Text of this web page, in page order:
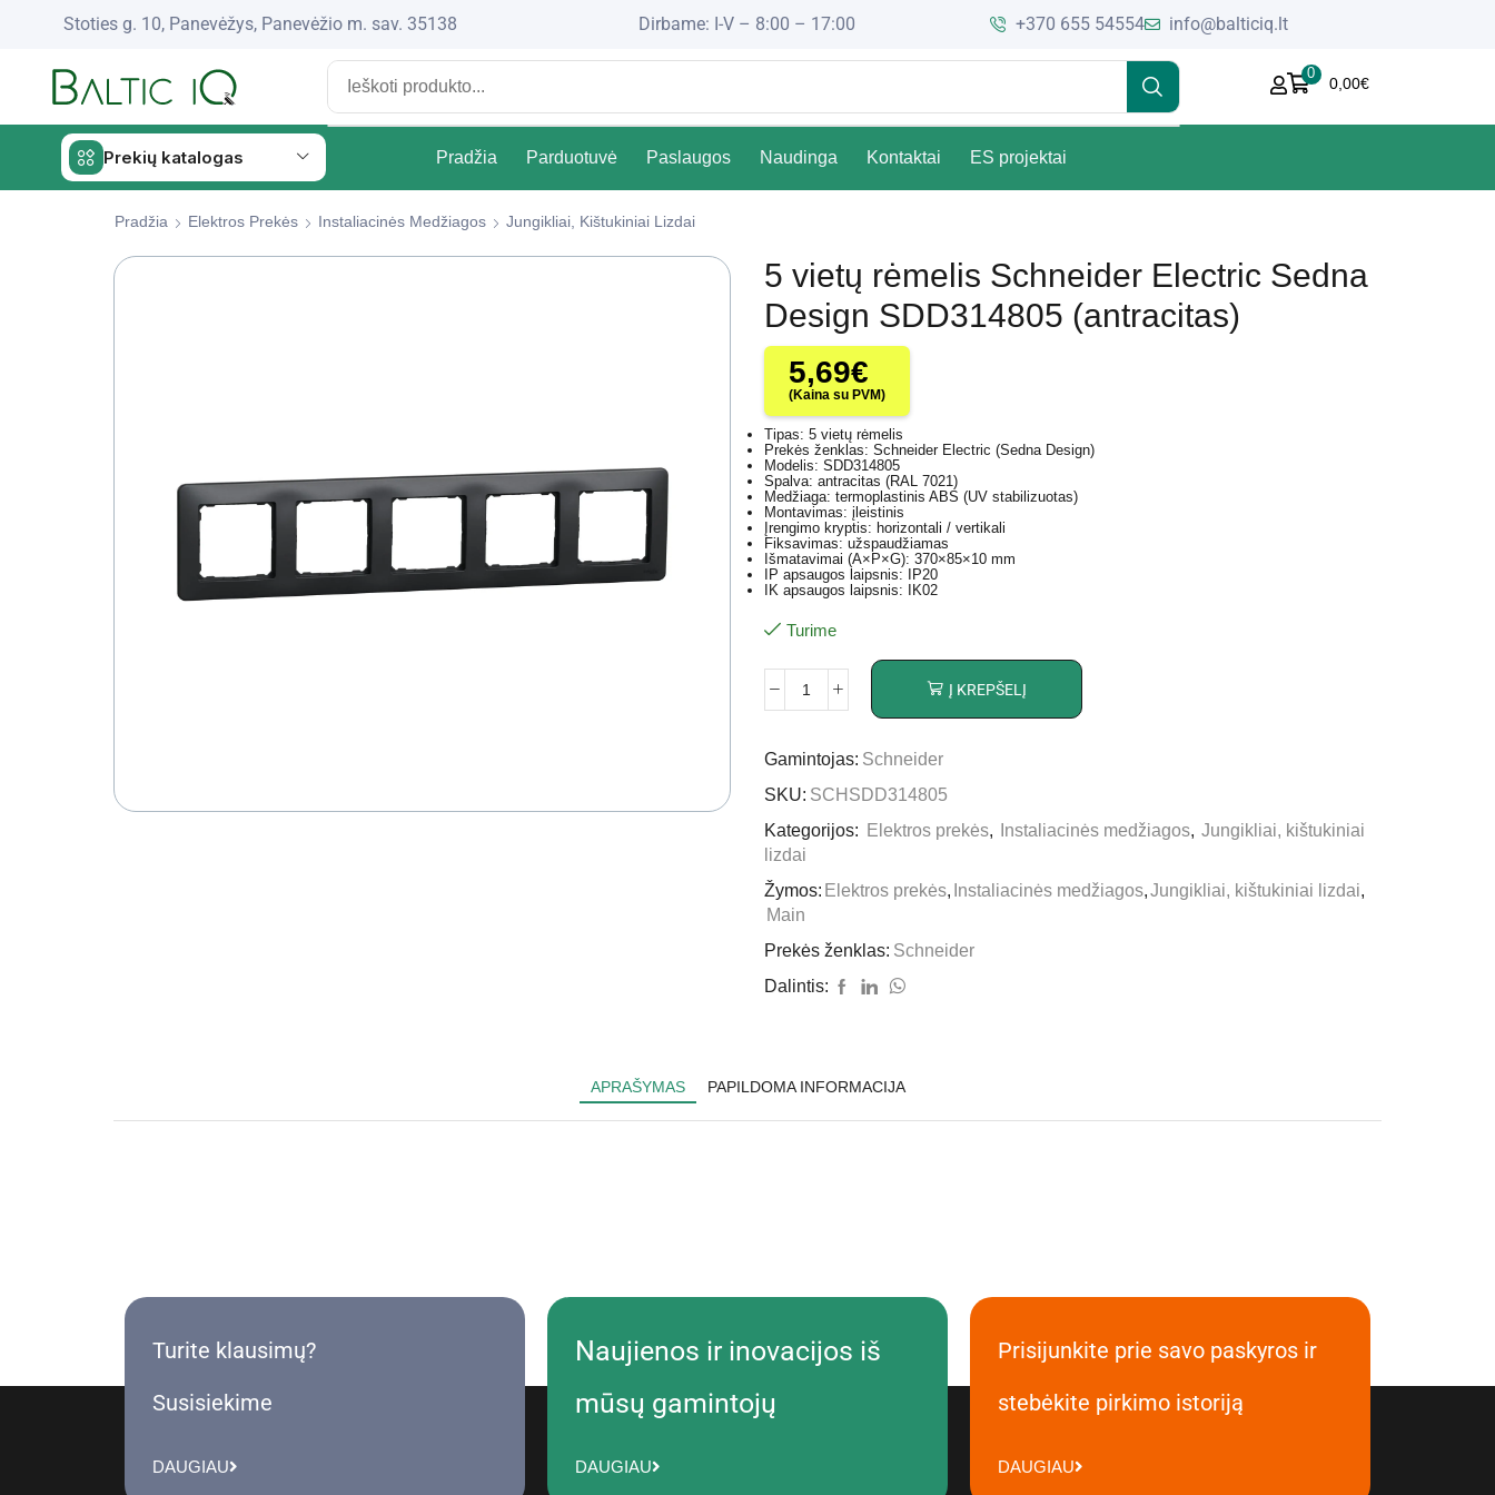
Stoties g. 10, Panevėžys, Panevėžio m. sav. 35138 Dirbame: I-V – 8:00 – 17:00 +370 655 54554 info@balticiq.lt
0
0,00€
Prekių katalogas Pradžia Parduotuvė Paslaugos Naudinga Kontaktai ES projektai
Pradžia Elektros Prekės Instaliacinės Medžiagos Jungikliai, Kištukiniai Lizdai
5 vietų rėmelis Schneider Electric Sedna
Design SDD314805 (antracitas)
5,69€
(Kaina su PVM)
Tipas: 5 vietų rėmelis
Prekės ženklas: Schneider Electric (Sedna Design)
Modelis: SDD314805
Spalva: antracitas (RAL 7021)
Medžiaga: termoplastinis ABS (UV stabilizuotas)
Montavimas: įleistinis
Įrengimo kryptis: horizontali / vertikali
Fiksavimas: užspaudžiamas
Išmatavimai (A×P×G): 370×85×10 mm
IP apsaugos laipsnis: IP20
IK apsaugos laipsnis: IK02
Turime
Į KREPŠELĮ
Gamintojas: Schneider
SKU: SCHSDD314805
Kategorijos:
Elektros prekės, Instaliacinės medžiagos, Jungikliai, kištukiniai
lizdai
Žymos: Elektros prekės, Instaliacinės medžiagos,Jungikliai, kištukiniai lizdai,
Main
Prekės ženklas: Schneider
Dalintis:
APRAŠYMAS PAPILDOMA INFORMACIJA
Turite klausimų?
Susisiekime
DAUGIAU
Naujienos ir inovacijos iš
mūsų gamintojų
DAUGIAU
Prisijunkite prie savo paskyros ir
stebėkite pirkimo istoriją
DAUGIAU